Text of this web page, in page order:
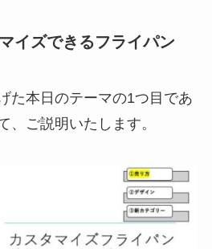
イズできるフライパン
た本日のテーマの1つ目であ
、ご説明いたします。